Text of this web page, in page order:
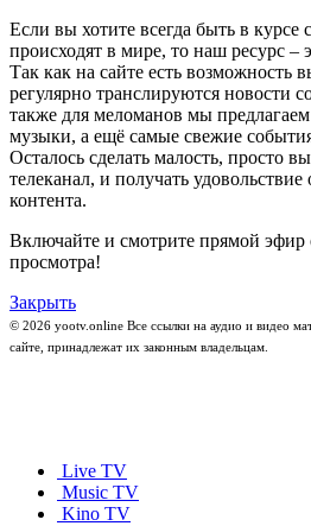
Если вы хотите всегда быть в курсе
происходят в мире, то наш ресурс –
Так как на сайте есть возможность
регулярно транслируются новости
также для меломанов мы
музыки, а ещё самые свежие
Осталось сделать малость, просто
телеканал, и получать удовольствие
контента.
Включайте и смотрите прямой
просмотра!
Закрыть
© 2026 yootv.online Все ссылки на аудио и видео
сайте, принадлежат их законным владельцам.
Live TV
Music TV
Kino TV